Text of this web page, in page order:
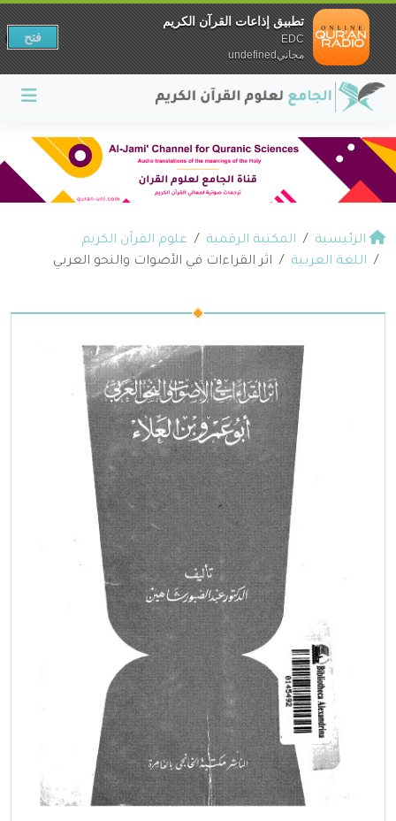
الرئيسية المكتبة الرقمية
علوم القرآن الكريم
اللغة العربية
اثر القراءات في الأصوات والنحو العربي
تطبيق إذاعات القرآن الكريم
EDC
مجانيundefined
فتح